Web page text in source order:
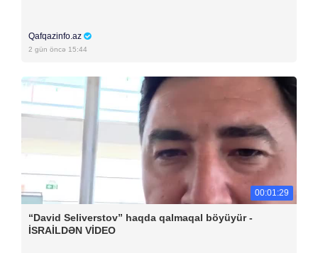
Qafqazinfo.az
2 gün öncə 15:44
00:01:29
“David Seliverstov” haqda qalmaqal böyüyür -
İSRAİLDƏN VİDEO